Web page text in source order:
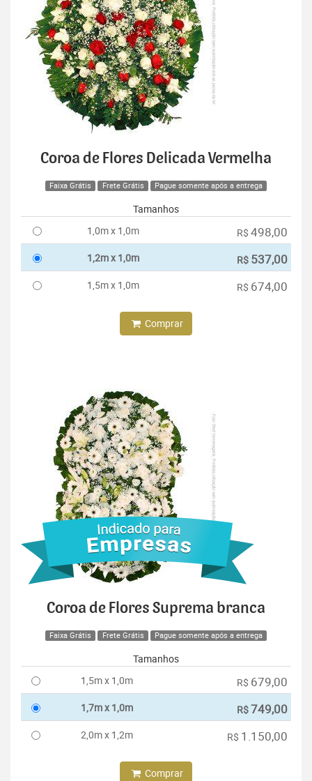
Coroa de Flores Delicada Vermelha
Faixa Grátis Frete Grátis Pague somente após a entrega
Tamanhos
1,0m x 1,0m
R$ 498,00
1,2m x 1,0m R$ 537,00
1,5m x 1,0m R$ 674,00
Comprar
Coroa de Flores Suprema branca
Faixa Grátis Frete Grátis Pague somente após a entrega
Tamanhos
1,5m x 1,0m
R$ 679,00
1,7m x 1,0m R$749,00
2,0m x 1,2m R$ 1.150,00
Comprar